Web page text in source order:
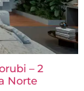
– 2
Norte